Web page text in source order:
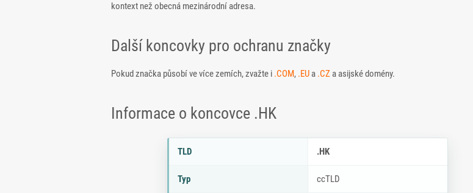
kontext než obecná mezinárodní adresa.
Další koncovky pro ochranu značky
Pokud značka působí ve více zemích, zvažte i .COM, .EU a .CZ a asijské domény.
Informace o koncovce .HK
P
r
TLD .HK
Typ ccTLD